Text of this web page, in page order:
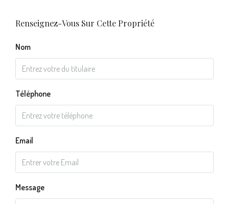
Renseignez-Vous Sur Cette Propriété
Nom
Téléphone
Email
Message